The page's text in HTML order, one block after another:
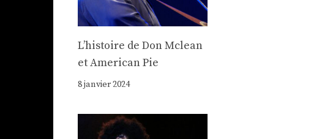
Lʼhistoire de Don Mclean
et American Pie
8 janvier 2024